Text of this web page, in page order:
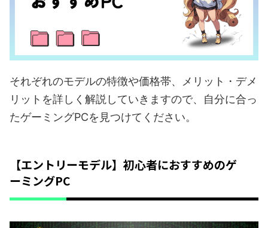
それぞれのモデルの特徴や価格帯、メリット・デメ
リットを詳しく解説していきますので、自分に合っ
たゲーミングPCを見つけてください。
【エントリーモデル】初心者におすすめのゲ
ーミングPC